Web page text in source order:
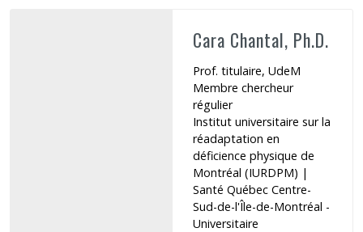
Cara Chantal, Ph.D.
Prof. titulaire, UdeM
Membre chercheur
régulier
Institut universitaire sur la
réadaptation en
déficience physique de
Montréal (IURDPM) |
Santé Québec Centre-
Sud-de-l'Île-de-Montréal -
Universitaire